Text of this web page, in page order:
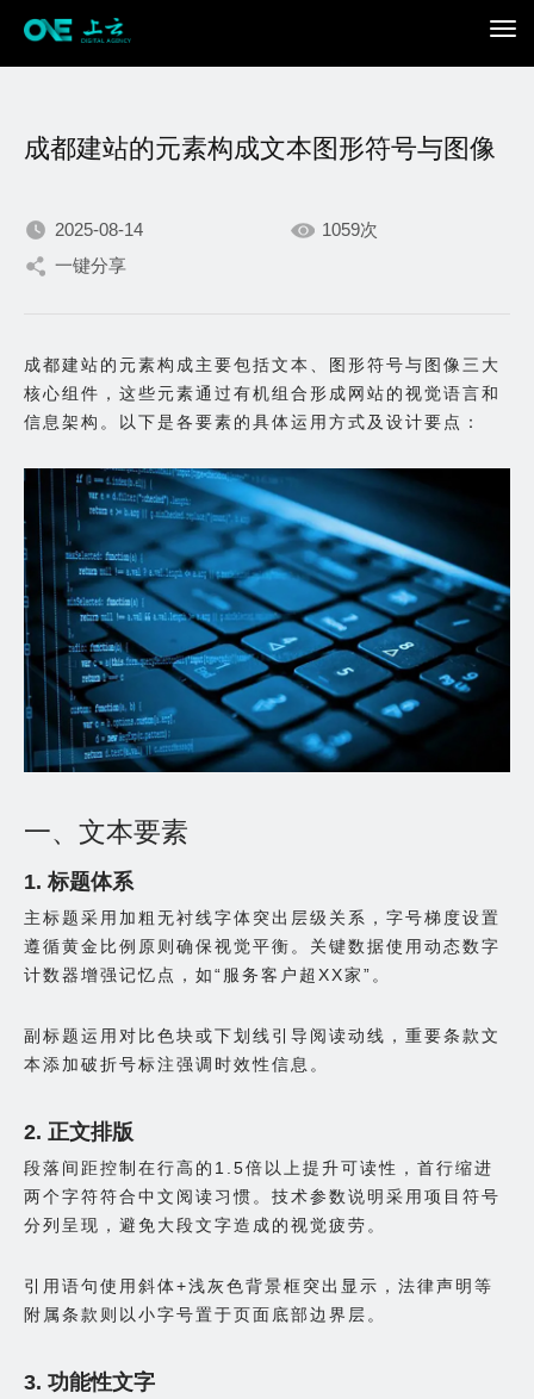
只为在数字世界打造更加
出色的你。
成都建站的元素构成文本图形符号与图像
2025-08-14
1059次
一键分享
成都建站的元素构成主要包括文本、图形符号与图像三大
核心组件，这些元素通过有机组合形成网站的视觉语言和
信息架构。以下是各要素的具体运用方式及设计要点：
一、文本要素
1. 标题体系
主标题采用加粗无衬线字体突出层级关系，字号梯度设置
遵循黄金比例原则确保视觉平衡。关键数据使用动态数字
计数器增强记忆点，如“服务客户超XX家”。
副标题运用对比色块或下划线引导阅读动线，重要条款文
本添加破折号标注强调时效性信息。
2. 正文排版
段落间距控制在行高的1.5倍以上提升可读性，首行缩进
两个字符符合中文阅读习惯。技术参数说明采用项目符号
分列呈现，避免大段文字造成的视觉疲劳。
引用语句使用斜体+浅灰色背景框突出显示，法律声明等
附属条款则以小字号置于页面底部边界层。
3. 功能性文字